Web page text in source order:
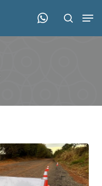
search